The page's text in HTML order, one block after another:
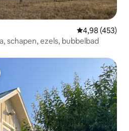
Gemiddelde
4,98 (453)
schapen, ezels, bubbelbad